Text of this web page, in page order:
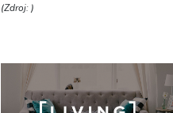
(Zdroj: )